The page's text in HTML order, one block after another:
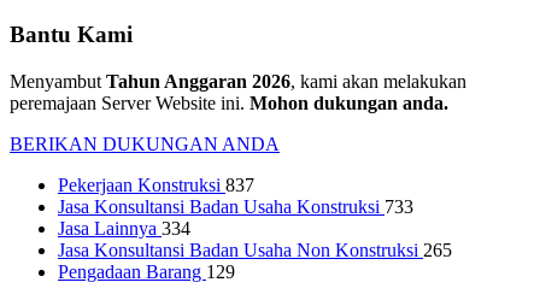
Bantu Kami
Menyambut Tahun Anggaran 2026, kami akan melakukan
peremajaan Server Website ini. Mohon dukungan anda.
BERIKAN DUKUNGAN ANDA
Pekerjaan Konstruksi 837
Jasa Konsultansi Badan Usaha Konstruksi 733
Jasa Lainnya 334
Jasa Konsultansi Badan Usaha Non Konstruksi 265
Pengadaan Barang 129